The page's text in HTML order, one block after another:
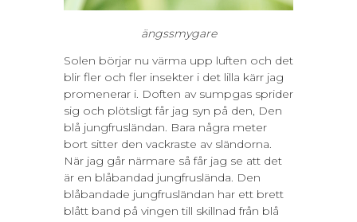
ängssmygare
Solen börjar nu värma upp luften och det
blir fler och fler insekter i det lilla kärr jag
promenerar i. Doften av sumpgas sprider
sig och plötsligt får jag syn på den, Den
blå jungfrusländan. Bara några meter
bort sitter den vackraste av sländorna.
När jag går närmare så får jag se att det
är en blåbandad jungfruslända. Den
blåbandade jungfrusländan har ett brett
blått band på vingen till skillnad från blå